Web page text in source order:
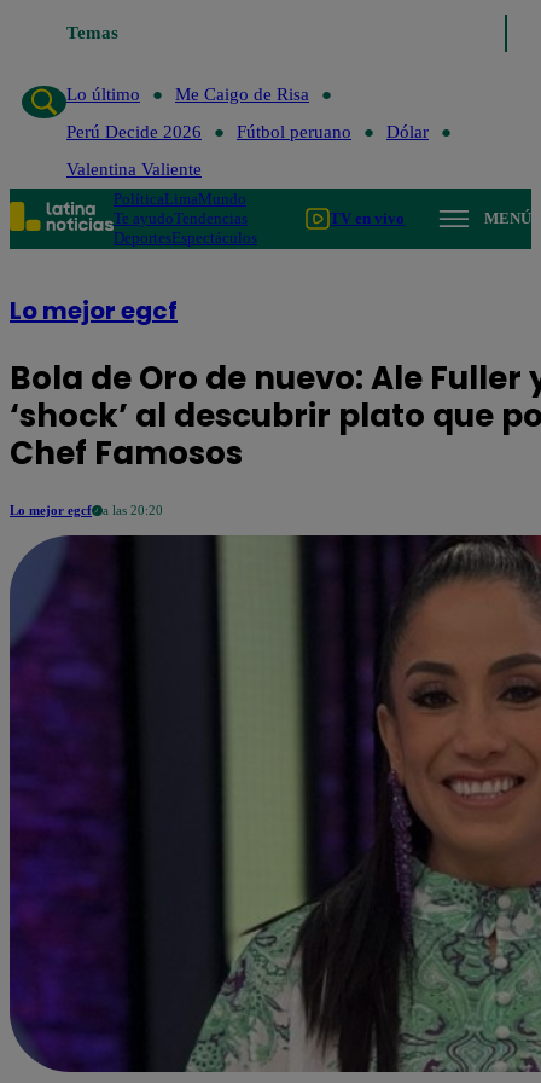
Temas
Lo último
Me Caigo de Risa
Perú Decide 2026
Fútbol peruano
Dólar
Valentina Valiente
PolíticaLimaMundo
Te ayudoTendencias
DeportesEspectáculos
TV en vivo MENÚ
Lo mejor egcf
Bola de Oro de nuevo: Ale
‘shock’ al descubrir plato que
Chef Famosos
Lo mejor egcf a las 20:20